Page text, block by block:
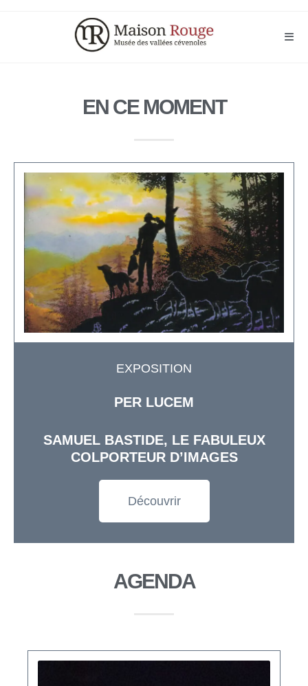
EN CE MOMENT
EXPOSITION
PER LUCEM
SAMUEL BASTIDE, LE FABULEUX
COLPORTEUR D’IMAGES
Découvrir
AGENDA